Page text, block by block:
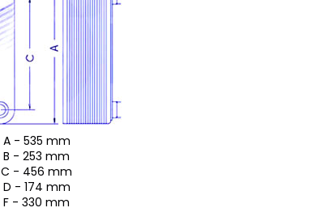
A - 535 mm
B - 253 mm
C - 456 mm
D - 174 mm
F - 330 mm